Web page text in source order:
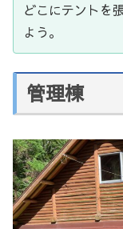
どこにテントを
よう。
管理棟